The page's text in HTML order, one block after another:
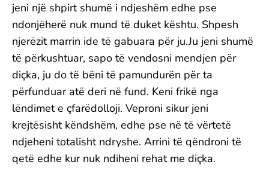
jeni një shpirt shumë i ndjeshëm edhe pse
ndonjëherë nuk mund të duket kështu. Shpesh
njerëzit marrin ide të gabuara për ju.Ju jeni shumë
të përkushtuar, sapo të vendosni mendjen për
diçka, ju do të bëni të pamundurën për ta
përfunduar atë deri në fund. Keni frikë nga
lëndimet e çfarëdolloji. Veproni sikur jeni
krejtësisht këndshëm, edhe pse në të vërtetë
ndjeheni totalisht ndryshe. Arrini të qëndroni të
qetë edhe kur nuk ndiheni rehat me diçka.